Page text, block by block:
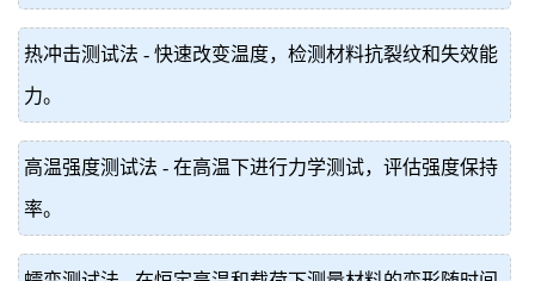
热冲击测试法 - 快速改变温度，检测材料抗裂纹和失效能
力。
高温强度测试法 - 在高温下进行力学测试，评估强度保持
率。